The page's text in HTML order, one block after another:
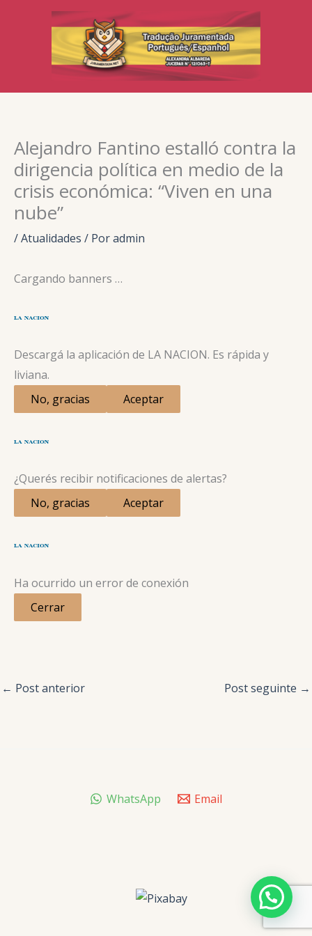
Alejandro Fantino estalló contra la
dirigencia política en medio de la
crisis económica: “Viven en una
nube”
/Atualidades / Poradmin
Cargando banners …
Descargá la aplicación de LA NACION. Es rápida y
liviana.
No, gracias
Aceptar
¿Querés recibir notificaciones de alertas?
No, gracias
Aceptar
Ha ocurrido un error de conexión
Cerrar
← Post anterior Post seguinte →
WhatsApp Email